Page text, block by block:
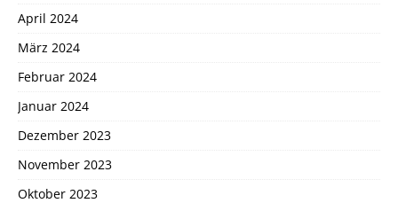
April 2024
März 2024
Februar 2024
Januar 2024
Dezember 2023
November 2023
Oktober 2023